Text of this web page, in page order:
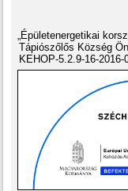
„Épületenergetikai
Tápiószőlős Község
KEHOP-5.2.9-16-2016-